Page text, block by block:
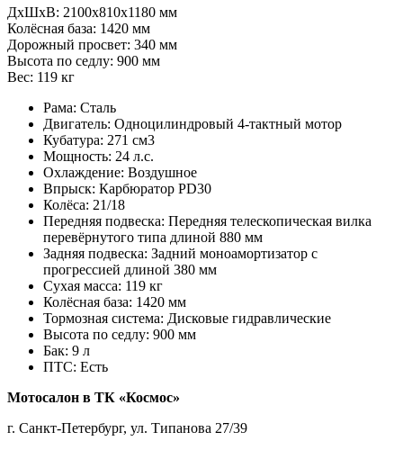
ДхШхВ: 2100х810х1180 мм
Колёсная база: 1420 мм
Дорожный просвет: 340 мм
Высота по седлу: 900 мм
Вес: 119 кг
Рама: Сталь
Двигатель: Одноцилиндровый 4-тактный мотор
Кубатура: 271 см3
Мощность: 24 л.с.
Охлаждение: Воздушное
Впрыск: Карбюратор PD30
Колёса: 21/18
Передняя подвеска: Передняя телескопическая вилка
перевёрнутого типа длиной 880 мм
Задняя подвеска: Задний моноамортизатор с
прогрессией длиной 380 мм
Сухая масса: 119 кг
Колёсная база: 1420 мм
Тормозная система: Дисковые гидравлические
Высота по седлу: 900 мм
Бак: 9 л
ПТС: Есть
Мотосалон в ТК «Космос»
г. Санкт-Петербург, ул. Типанова 27/39